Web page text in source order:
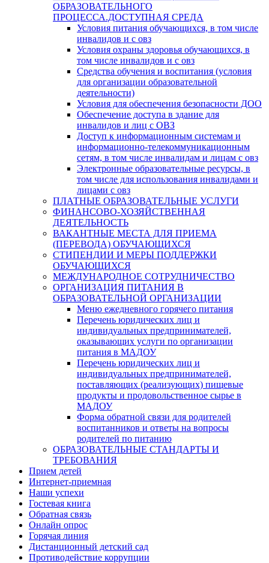
ОБРАЗОВАТЕЛЬНОГО
ПРОЦЕССА.ДОСТУПНАЯ СРЕДА
Условия питания обучающихся, в том числе
инвалидов и с овз
Условия охраны здоровья обучающихся, в
том числе инвалидов и с овз
Средства обучения и воспитания (условия
для организации образовательной
деятельности)
Условия для обеспечения безопасности ДОО
Обеспечение доступа в здание для
инвалидов и лиц с ОВЗ
Доступ к информационным системам и
информационно-телекоммуникационным
сетям, в том числе инвалидам и лицам с овз
Электронные образовательные ресурсы, в
том числе для использования инвалидами и
лицами с овз
ПЛАТНЫЕ ОБРАЗОВАТЕЛЬНЫЕ УСЛУГИ
ФИНАНСОВО-ХОЗЯЙСТВЕННАЯ
ДЕЯТЕЛЬНОСТЬ
ВАКАНТНЫЕ МЕСТА ДЛЯ ПРИЕМА
(ПЕРЕВОДА) ОБУЧАЮЩИХСЯ
СТИПЕНДИИ И МЕРЫ ПОДДЕРЖКИ
ОБУЧАЮЩИХСЯ
МЕЖДУНАРОДНОЕ СОТРУДНИЧЕСТВО
ОРГАНИЗАЦИЯ ПИТАНИЯ В
ОБРАЗОВАТЕЛЬНОЙ ОРГАНИЗАЦИИ
Меню ежедневного горячего питания
Перечень юридических лиц и
индивидуальных предпринимателей,
оказывающих услуги по организации
питания в МАДОУ
Перечень юридических лиц и
индивидуальных предпринимателей,
поставляющих (реализующих) пищевые
продукты и продовольственное сырье в
МАДОУ
Форма обратной связи для родителей
воспитанников и ответы на вопросы
родителей по питанию
ОБРАЗОВАТЕЛЬНЫЕ СТАНДАРТЫ И
ТРЕБОВАНИЯ
Прием детей
Интернет-приемная
Наши успехи
Гостевая книга
Обратная связь
Онлайн опрос
Горячая линия
Дистанционный детский сад
Противодействие коррупции